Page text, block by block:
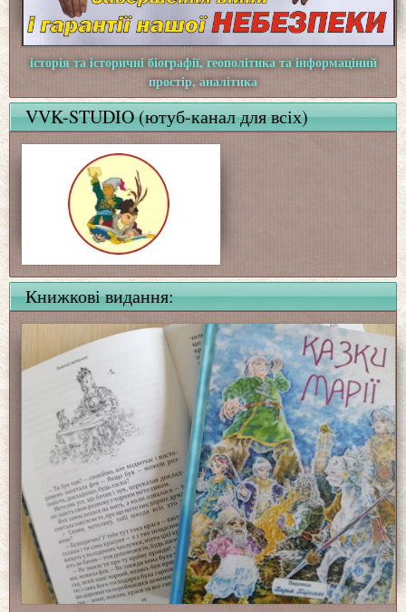
історія та історичні біографії, геополітика та інформаціний
простір, аналітика
VVK-STUDIO (ютуб-канал для всіх)
Книжкові видання: